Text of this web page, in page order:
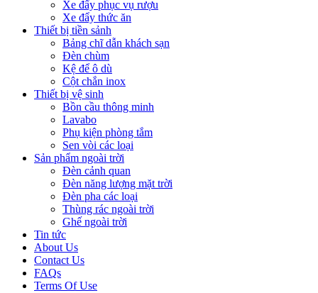
Xe đẩy phục vụ rượu
Xe đẩy thức ăn
Thiết bị tiền sảnh
Bảng chĩ dẫn khách sạn
Đèn chùm
Kệ để ô dù
Cột chắn inox
Thiết bị vệ sinh
Bồn cầu thông minh
Lavabo
Phụ kiện phòng tắm
Sen vòi các loại
Sản phẩm ngoài trời
Đèn cảnh quan
Đèn năng lượng mặt trời
Đèn pha các loại
Thùng rác ngoài trời
Ghế ngoài trời
Tin tức
About Us
Contact Us
FAQs
Terms Of Use